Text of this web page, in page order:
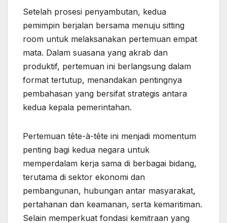
Setelah prosesi penyambutan, kedua
pemimpin berjalan bersama menuju sitting
room untuk melaksanakan pertemuan empat
mata. Dalam suasana yang akrab dan
produktif, pertemuan ini berlangsung dalam
format tertutup, menandakan pentingnya
pembahasan yang bersifat strategis antara
kedua kepala pemerintahan.
Pertemuan tête-à-tête ini menjadi momentum
penting bagi kedua negara untuk
memperdalam kerja sama di berbagai bidang,
terutama di sektor ekonomi dan
pembangunan, hubungan antar masyarakat,
pertahanan dan keamanan, serta kemaritiman.
Selain memperkuat fondasi kemitraan yang